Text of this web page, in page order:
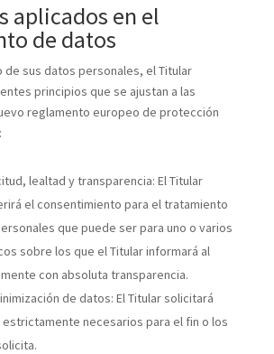
aplicados en el
de datos
de sus datos personales, el Titular
principios que se ajustan a las
reglamento europeo de protección
lealtad y transparencia: El Titular
el consentimiento para el tratamiento
que puede ser para uno o varios
sobre los que el Titular informará al
con absoluta transparencia.
de datos: El Titular solicitará
necesarios para el fin o los